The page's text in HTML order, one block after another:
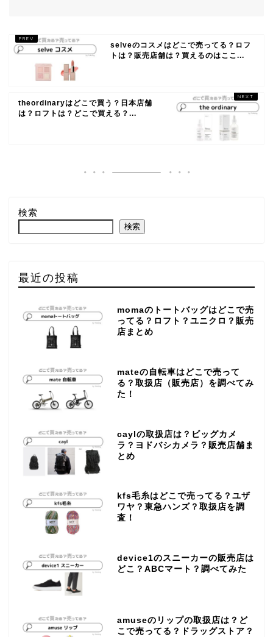
selveのコスメはどこで売ってる？ロフ
トは？販売店舗は？買えるのはここ...
theordinaryはどこで買う？日本店舗
は？ロフトは？どこで買える？...
検索
検索
最近の投稿
momaのトートバッグはどこで売
ってる？ロフト？ユニクロ？販売
店まとめ
mateの自転車はどこで売って
る？取扱店（販売店）を調べてみ
た！
caylの取扱店は？ビッグカメ
ラ？ヨドバシカメラ？販売店舗ま
とめ
kfs毛糸はどこで売ってる？ユザ
ワヤ？東急ハンズ？取扱店を調
査！
device1のスニーカーの販売店は
どこ？ABCマート？調べてみた
amuseのリップの取扱店は？ど
こで売ってる？ドラッグストア？